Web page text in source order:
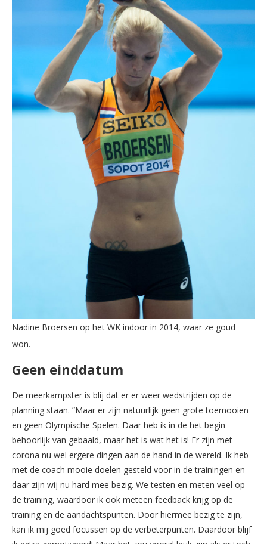
Nadine Broersen op het WK indoor in 2014, waar ze goud
won.
Geen einddatum
De meerkampster is blij dat er er weer wedstrijden op de
planning staan. ”Maar er zijn natuurlijk geen grote toernooien
en geen Olympische Spelen. Daar heb ik in de het begin
behoorlijk van gebaald, maar het is wat het is! Er zijn met
corona nu wel ergere dingen aan de hand in de wereld. Ik heb
met de coach mooie doelen gesteld voor in de trainingen en
daar zijn wij nu hard mee bezig. We testen en meten veel op
de training, waardoor ik ook meteen feedback krijg op de
training en de aandachtspunten. Door hiermee bezig te zijn,
kan ik mij goed focussen op de verbeterpunten. Daardoor blijf